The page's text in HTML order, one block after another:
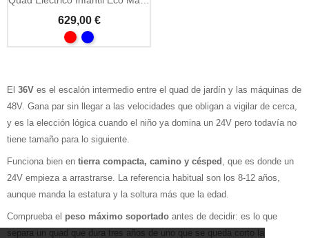
629,00 €
El 36V es el escalón intermedio entre el quad de jardín y las máquinas de
48V. Gana par sin llegar a las velocidades que obligan a vigilar de cerca,
y es la elección lógica cuando el niño ya domina un 24V pero todavía no
tiene tamaño para lo siguiente.
Funciona bien en tierra compacta, camino y césped , que es donde un
24V empieza a arrastrarse. La referencia habitual son los 8-12 años,
aunque manda la estatura y la soltura más que la edad.
Comprueba el peso máximo soportado antes de decidir: es lo que
separa un quad que dura tres años de uno que se queda corto la